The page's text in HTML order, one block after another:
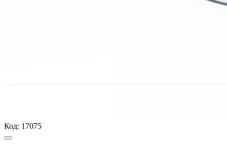
Код: 17075